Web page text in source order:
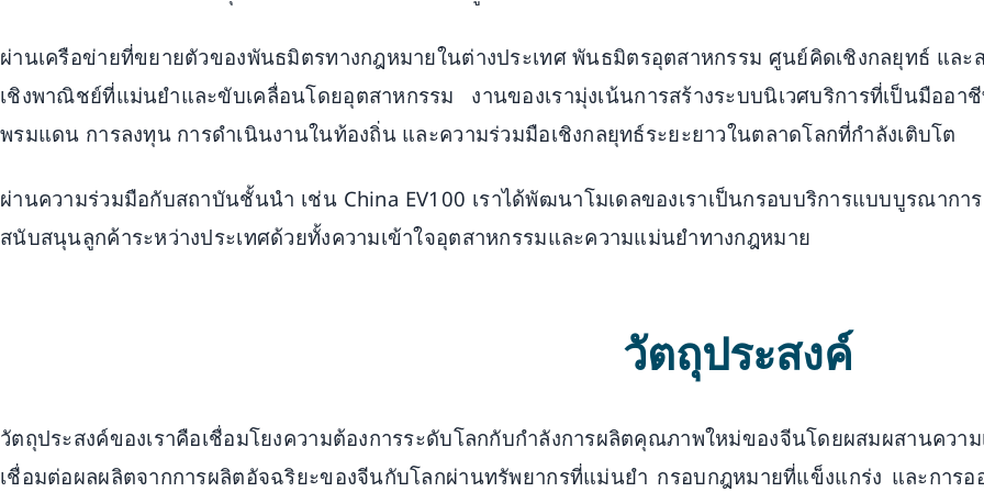
ผ่านเครือข่ายที่ขยายตัวของพันธมิตรทางกฎหมายในต่างประเทศ พันธมิตรอุตสาหกรรม ศูนย์คิดเชิงกลยุทธ์ แล
เชิงพาณิชย์ที่แม่นยำและขับเคลื่อนโดยอุตสาหกรรม งานของเรามุ่งเน้นการสร้างระบบนิเวศบริการที่เป็นมื
พรมแดน การลงทุน การดำเนินงานในท้องถิ่น และความร่วมมือเชิงกลยุทธ์ระยะยาวในตลาดโลกที่กำลังเติบโต
ผ่านความร่วมมือกับสถาบันชั้นนำ เช่น China EV100 เราได้พัฒนาโมเดลของเราเป็นกรอบบริการแบบบูรณาก
สนับสนุนลูกค้าระหว่างประเทศด้วยทั้งความเข้าใจอุตสาหกรรมและความแม่นยำทางกฎหมาย
วัตถุประสงค์
วัตถุประสงค์ของเราคือเชื่อมโยงความต้องการระดับโลกกับกำลังการผลิตคุณภาพใหม่ของจีนโดยผสมผสานคว
เชื่อมต่อผลผลิตจากการผลิตอัจฉริยะของจีนกับโลกผ่านทรัพยากรที่แม่นยำ กรอบกฎหมายที่แข็งแกร่ง และการ